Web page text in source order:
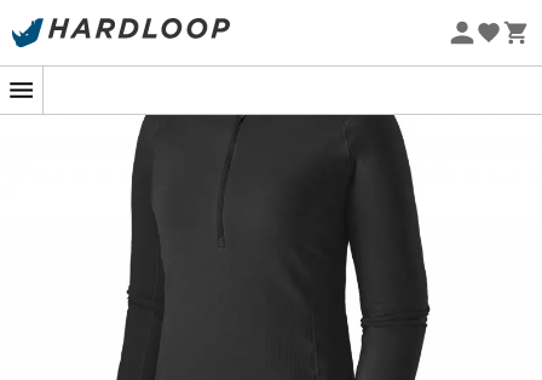
Nachhaltigkeit
Methoden und Materialien die Ressourcen schonen und
dieAuswirkungen auf die Bevölkerung und die
Umwelt minimieren
Material mit glatter Oberfläche, um das Schichten
mit anderen Kleidungsstücken zu erleichtern,
Innenmaterial mit luftiger und waffelartiger
Struktur, um Wärme, Atmungsaktivität und
Schweißableitung zu optimieren,
Mit Elasthan für bessere Elastizität und
Bewegungsfreiheit,
Daumenschlaufen, die die Ärmel an Ort und Stelle